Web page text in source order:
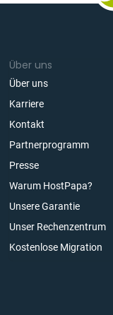
Über uns
Über uns
Karriere
Kontakt
Partnerprogramm
Presse
Warum HostPapa?
Unsere Garantie
Unser Rechenzentrum
Kostenlose Migration